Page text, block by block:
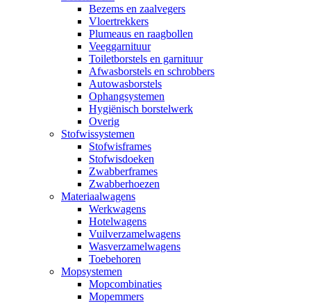
Bezems en zaalvegers
Vloertrekkers
Plumeaus en raagbollen
Veeggarnituur
Toiletborstels en garnituur
Afwasborstels en schrobbers
Autowasborstels
Ophangsystemen
Hygiënisch borstelwerk
Overig
Stofwissystemen
Stofwisframes
Stofwisdoeken
Zwabberframes
Zwabberhoezen
Materiaalwagens
Werkwagens
Hotelwagens
Vuilverzamelwagens
Wasverzamelwagens
Toebehoren
Mopsystemen
Mopcombinaties
Mopemmers